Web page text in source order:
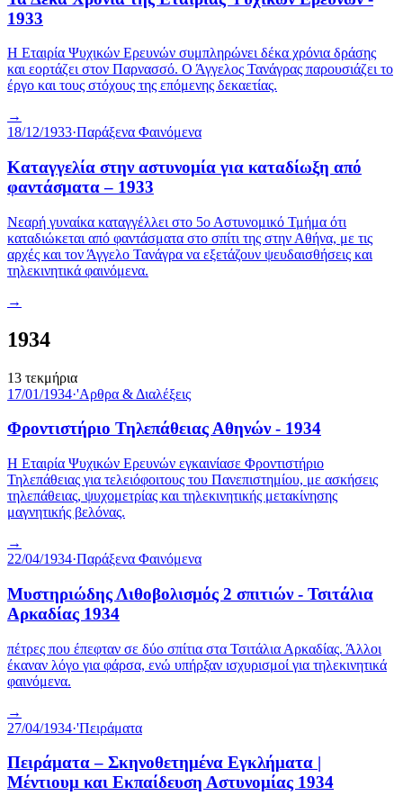
1933
Η Εταιρία Ψυχικών Ερευνών συμπληρώνει δέκα χρόνια δράσης
και εορτάζει στον Παρνασσό. Ο Άγγελος Τανάγρας παρουσιάζει το
έργο και τους στόχους της επόμενης δεκαετίας.
→
18/12/1933·Παράξενα Φαινόμενα
Καταγγελία στην αστυνομία για καταδίωξη από
φαντάσματα – 1933
Νεαρή γυναίκα καταγγέλλει στο 5ο Αστυνομικό Τμήμα ότι
καταδιώκεται από φαντάσματα στο σπίτι της στην Αθήνα, με τις
αρχές και τον Άγγελο Τανάγρα να εξετάζουν ψευδαισθήσεις και
τηλεκινητικά φαινόμενα.
→
1934
13 τεκμήρια
17/01/1934·'Αρθρα & Διαλέξεις
Φροντιστήριο Τηλεπάθειας Αθηνών - 1934
Η Εταιρία Ψυχικών Ερευνών εγκαινίασε Φροντιστήριο
Τηλεπάθειας για τελειόφοιτους του Πανεπιστημίου, με ασκήσεις
τηλεπάθειας, ψυχομετρίας και τηλεκινητικής μετακίνησης
μαγνητικής βελόνας.
→
22/04/1934·Παράξενα Φαινόμενα
Μυστηριώδης Λιθοβολισμός 2 σπιτιών - Τσιτάλια
Αρκαδίας 1934
πέτρες που έπεφταν σε δύο σπίτια στα Τσιτάλια Αρκαδίας. Άλλοι
έκαναν λόγο για φάρσα, ενώ υπήρξαν ισχυρισμοί για τηλεκινητικά
φαινόμενα.
→
27/04/1934·'Πειράματα
Πειράματα – Σκηνοθετημένα Εγκλήματα |
Μέντιουμ και Εκπαίδευση Αστυνομίας 1934